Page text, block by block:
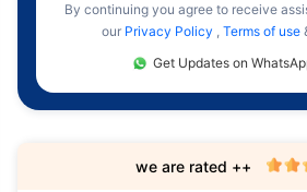
By continuing you agree to receive
our Privacy Policy , Terms of use
Get Updates on
we are rated ++